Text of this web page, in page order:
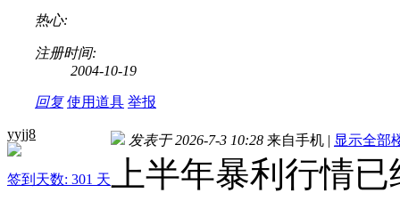
热心:
注册时间:
2004-10-19
回复 使用道具 举报
yyjj8
签到天数: 301 天
发表于 2026-7-3 10:28 来自手机 | 显示全部
上半年暴利行情